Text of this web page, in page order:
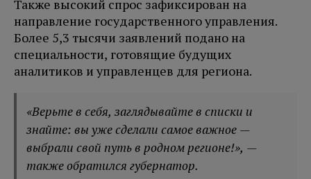
Также высокий спрос зафиксирован на
направление государственного управления.
Более 5,3 тысячи заявлений подано на
специальности, готовящие будущих
аналитиков и управленцев для региона.
«Верьте в себя, заглядывайте в списки и
знайте: вы уже сделали самое важное —
выбрали свой путь в родном регионе!», —
также обратился губернатор.